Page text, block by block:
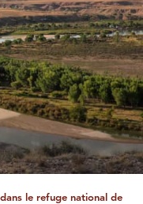
le refuge national de